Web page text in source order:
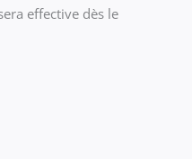
effective dès le